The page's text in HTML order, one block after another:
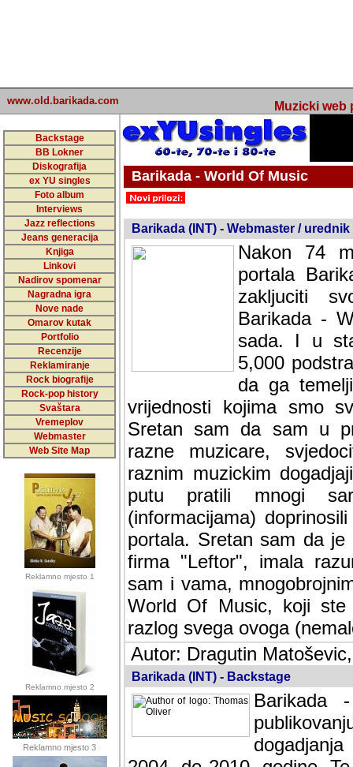
www.old.barikada.com Muzicki web
Backstage
BB Lokner
Diskografija
ex YU singles
Foto album
Interviews
Jazz reflections
Jeans generacija
Knjiga
Linkovi
Nadirov spomenar
Nagradna igra
Nove nade
Omarov kutak
Portfolio
Recenzije
Reklamiranje
Rock biografije
Rock-pop history
Svaštara
Vremeplov
Webmaster
Web Site Map
Reklamno mjesto 1
Reklamno mjesto 2
Reklamno mjesto 3
Barikada - World Of Music
Barikada (INT) - Webmaster / urednik
Nakon 74
portala
zakljuciti
Barikada -
sada. I u
5,000
da ga
vrijednosti kojima smo
Sretan sam da sam u
muzicare, svjedociti
muzickim dogadjajima...
mnogi saradnici koji
doprinosili vrijednosti i
sam da je i moj web
imala razumijevanja za
mnogobrojnim
Music, koji ste ga
ovoga (nemalog) rada.
Autor: Dragutin
Barikada (INT) - Backstage
Barikada